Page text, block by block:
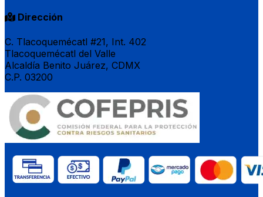
Dirección
C. Tlacoquemécatl #21, Int. 402
Tlacoquemécatl del Valle
Alcaldía Benito Juárez, CDMX
C.P. 03200